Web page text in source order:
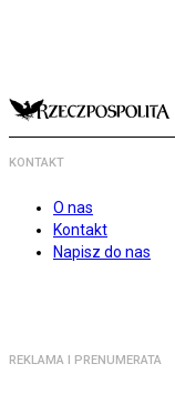
KONTAKT
O nas
Kontakt
Napisz do nas
REKLAMA I PRENUMERATA